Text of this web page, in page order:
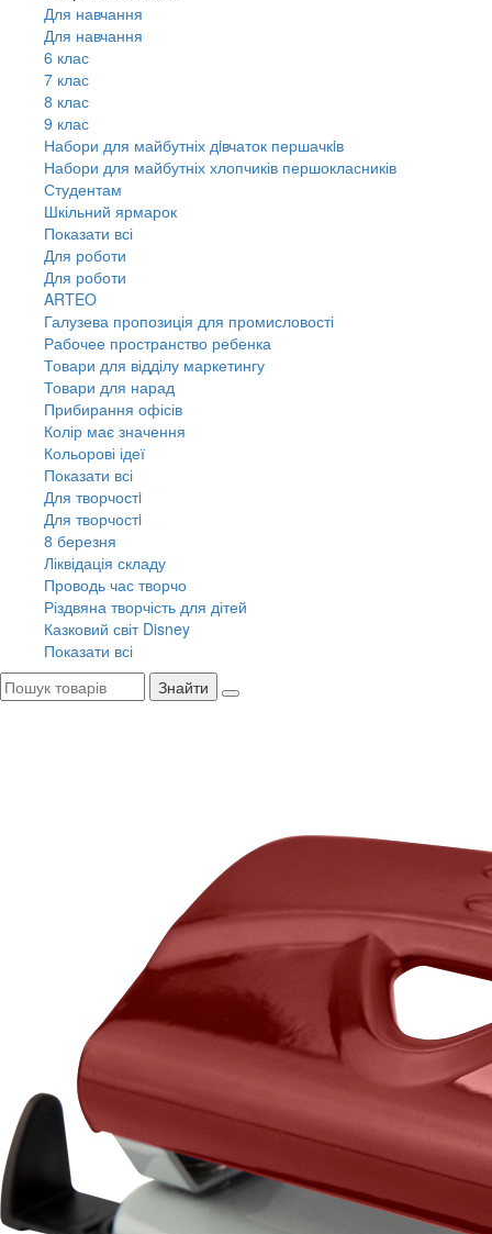
Для навчання
Для навчання
6 клас
7 клас
8 клас
9 клас
Набори для майбутніх дiвчаток першачкiв
Набори для майбутніх хлопчиків першокласників
Студентам
Шкільний ярмарок
Показати всі
Для роботи
Для роботи
ARTEO
Галузева пропозиція для промисловості
Рабочее пространство ребенка
Товари для відділу маркетингу
Товари для нарад
Прибирання офісів
Колір має значення
Кольорові ідеї
Показати всі
Для творчостi
Для творчостi
8 березня
Ліквідація складу
Проводь час творчо
Різдвяна творчість для дітей
Казковий світ Disney
Показати всі
Знайти